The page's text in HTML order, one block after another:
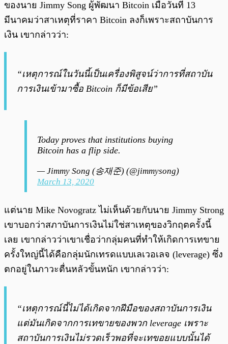
ของนาย Jimmy Song ผู้พัฒนา Bitcoin เมื่อวันที่ 13
มีนาคมว่าสาเหตุที่ราคา Bitcoin ลงก็เพราะสถาบันการ
เงิน เขากล่าวว่า:
“เหตุการณ์ในวันนี้เป็นเครื่องพิสูจน์ว่าการที่สถาบัน
การเงินเข้ามาซื้อ Bitcoin ก็มีข้อเสีย”
Today proves that institutions buying
Bitcoin has a flip side.
— Jimmy Song (송재준) (@jimmysong)
March 13, 2020
แต่นาย Mike Novogratz ไม่เห็นด้วยกับนาย Jimmy Strong
เขาบอกว่าสภาบันการเงินไม่ใช่สาเหตุของวิกฤตครั้งนี้
เลย เขากล่าวว่าเขาเชื่อว่ากลุ่มคนที่ทำให้เกิดการเทขาย
ครั้งใหญ่นี้ได้คือกลุ่มนักเทรดแบบเลเวอเลจ (leverage) ซึ่ง
ตกอยู่ในภาวะตื่นหลัวขั้นหนัก เขากล่าวว่า:
“เหตุการณ์นี้ไม่ได้เกิดจากฝีมือของสถาบันการเงิน
แต่มันเกิดจากการเทขายของพวก leverage เพราะ
สถาบันการเงินไม่รวดเร็วพอที่จะเทขอยแบบนั้นได้